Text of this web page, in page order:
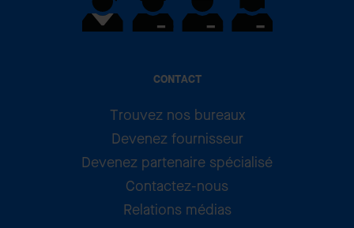
CONTACT
Trouvez nos bureaux
Devenez fournisseur
Devenez partenaire spécialisé
Contactez-nous
Relations médias